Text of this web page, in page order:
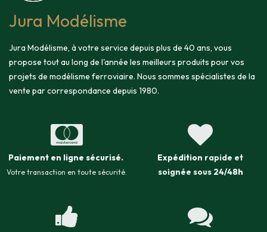
Jura Modélisme
Jura Modélisme, à votre service depuis plus de 40 ans, vous
propose tout au long de l'année les meilleurs produits pour vos
projets de modélisme ferroviaire. Nous sommes spécialistes de la
vente par correspondance depuis 1980.
Paiement en ligne sécurisé.
Votre transaction en toute sécurité.
Expédition rapide et
soignée sous 24/48h